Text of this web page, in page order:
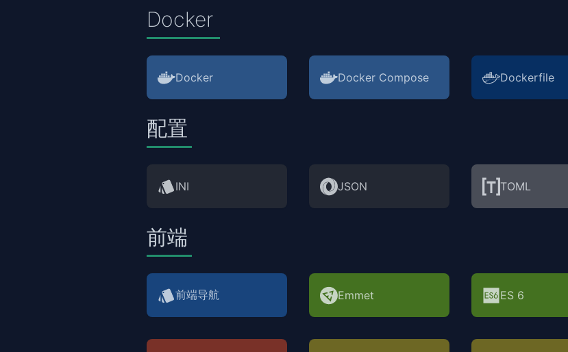
Docker
Docker Docker Compose Dockerfile
配置
INI JSON TOML
前端
前端导航 Emmet ES 6